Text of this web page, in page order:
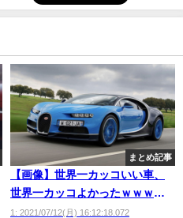
まとめ記事
【画像】世界一カッコいい車、
世界一カッコよかったｗｗｗｗ
ｗｗｗ
1: 2021/07/12(月) 16:12:18.072